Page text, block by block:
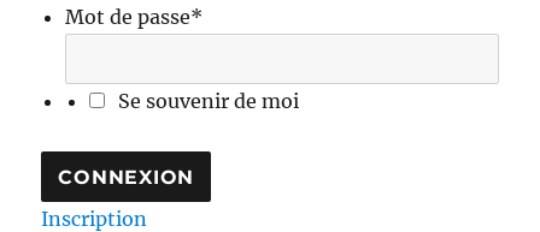
Mot de passe*
Se souvenir de moi
Inscription